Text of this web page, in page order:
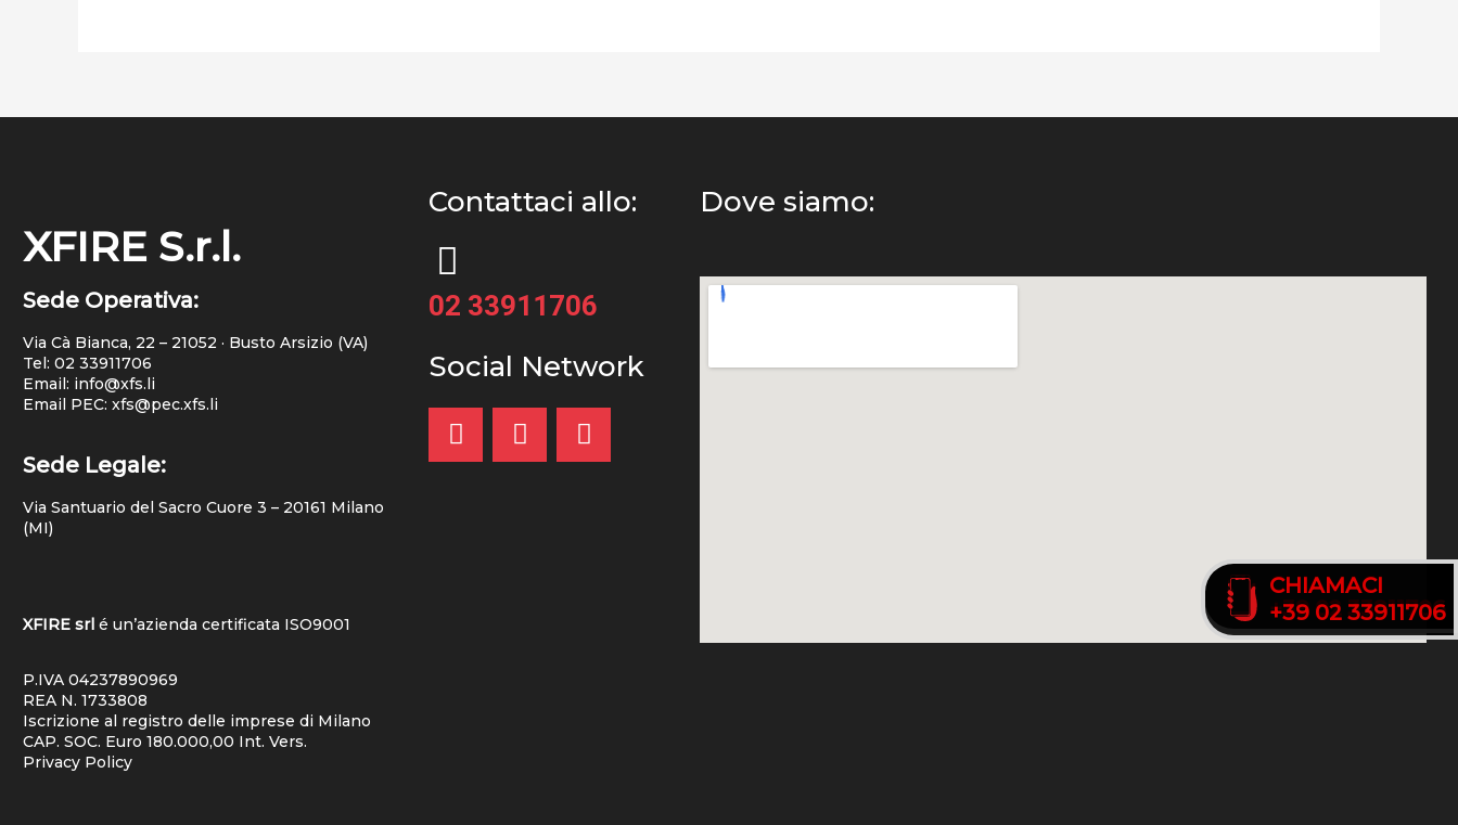
XFIRE S.r.l.
Sede Operativa:
Via Cà Bianca, 22 – 21052 · Busto Arsizio (VA)
Tel: 02 33911706
Email: info@xfs.li
Email PEC: xfs@pec.xfs.li
Sede Legale:
Via Santuario del Sacro Cuore 3 – 20161 Milano
(MI)
XFIRE srl é un’azienda certificata ISO9001
P.IVA 04237890969
REA N. 1733808
Iscrizione al registro delle imprese di Milano
CAP. SOC. Euro 180.000,00 Int. Vers.
Privacy Policy
Contattaci allo:
02 33911706
Social Network
CHIAMACI
+39 02 33911706
Dove siamo:
CHIAMACI
+39 02 33911706